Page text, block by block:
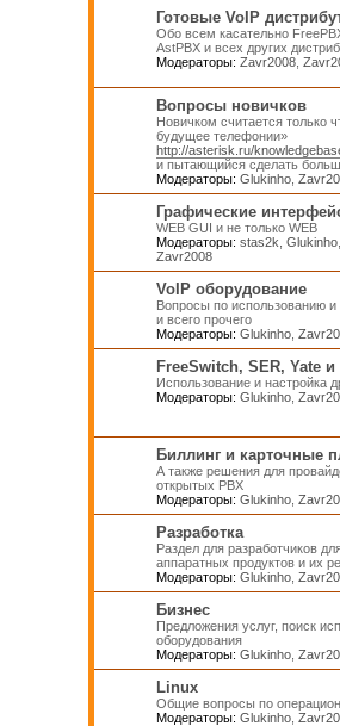
Готовые VoIP
Обо всем касательно
AstPBX и всех других
Модераторы: Zavr2008,
Вопросы новичков
Новичком считается только
будущее телефонии»
http://asterisk.ru/
и пытающийся сделать
Модераторы: Glukinho,
Графические
WEB GUI и не только WEB
Модераторы: stas2k Glukinho,
Zavr2008
VoIP оборудование
Вопросы по использованию
и всего прочего
Модераторы: Glukinho,
FreeSwitch, SER, Yate и
Использование и настройка
Модераторы: Glukinho,
Биллинг и карточные
А также решения для
открытых PBX
Модераторы: Glukinho,
Разработка
Раздел для разработчиков
аппаратных продуктов и их
Модераторы: Glukinho,
Бизнес
Предложения услуг, поиск
оборудования
Модераторы: Glukinho,
Linux
Общие вопросы по
Модераторы: Glukinho,